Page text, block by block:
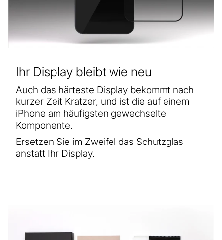
Ihr Display bleibt wie neu
Auch das härteste Display bekommt nach
kurzer Zeit Kratzer, und ist die auf einem
iPhone am häufigsten gewechselte
Komponente.
Ersetzen Sie im Zweifel das Schutzglas
anstatt Ihr Display.